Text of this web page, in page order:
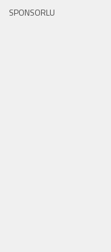
SPONSORLU